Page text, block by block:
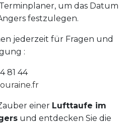
um das Datum
festzulegen.
jederzeit für Fragen und
:
81 44
einer Lufttaufe im
und entdecken Sie die